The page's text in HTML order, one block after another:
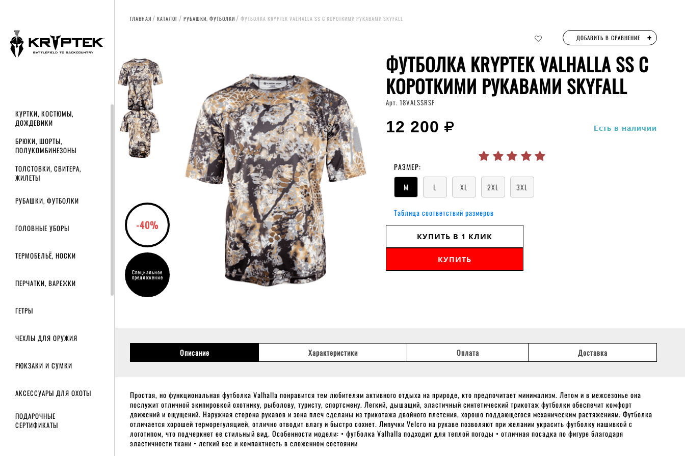
КУРТКИ, КОСТЮМЫ,
ДОЖДЕВИКИ
БРЮКИ, ШОРТЫ,
ПОЛУКОМБИНЕЗОНЫ
ТОЛСТОВКИ, СВИТЕРА,
ЖИЛЕТЫ
РУБАШКИ, ФУТБОЛКИ
ГОЛОВНЫЕ УБОРЫ
ТЕРМОБЕЛЬЁ, НОСКИ
ПЕРЧАТКИ, ВАРЕЖКИ
ГЕТРЫ
ЧЕХЛЫ ДЛЯ ОРУЖИЯ
РЮКЗАКИ И СУМКИ
АКСЕССУАРЫ ДЛЯ ОХОТЫ
ПОДАРОЧНЫЕ
СЕРТИФИКАТЫ
ГЛАВНАЯ КАТАЛОГ РУБАШКИ, ФУТБОЛКИ ФУТБОЛКА KRYPTEK VALHALLA SS С КОРОТКИМИ РУКАВАМИ SKYFALL
ДОБАВИТЬ В СРАВНЕНИЕ +
-40%
Специальное
предложение
ФУТБОЛКА KRYPTEK VALHALLA SS С
КОРОТКИМИ РУКАВАМИ SKYFALL
Арт. 18VALSSRSF
12 200 Есть в наличии
РАЗМЕР:
M
L XL 2XL 3XL
Таблица соответствий размеров
КУПИТЬ В 1 КЛИК
КУПИТЬ
Описание Характеристики Оплата Доставка
Простая, но функциональная футболка Valhalla понравится тем любителям активного отдыха на природе, кто предпочитает минимализм. Летом и в межсезонье она
послужит отличной экипировкой охотнику, рыболову, туристу, спортсмену. Легкий, дышащий, эластичный синтетический трикотаж футболки обеспечит комфорт
движений и ощущений. Наружная сторона рукавов и зона плеч сделаны из трикотажа двойного плетения, хорошо поддающегося механическим растяжениям. Футболка
отличается хорошей терморегуляцией, отлично отводит влагу и быстро сохнет. Липучки Velcro на рукаве позволяют при желании украсить футболку нашивкой с
логотипом, что подчеркнет ее стильный вид. Особенности модели: • футболка Valhalla подходит для теплой погоды • отличная посадка по фигуре благодаря
эластичности ткани • легкий вес и компактность в сложенном состоянии